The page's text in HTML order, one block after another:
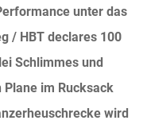
unter das
/ HBT declares 100
Schlimmes und
im Rucksack
wird